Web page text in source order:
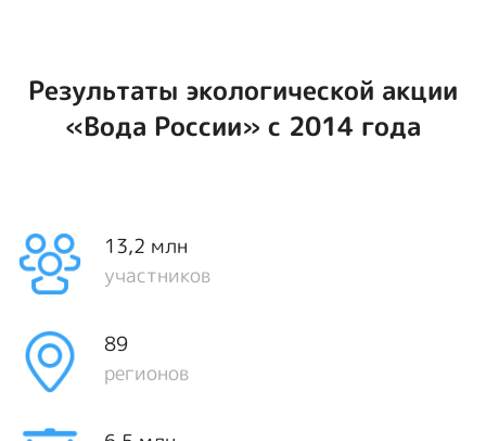
Результаты экологической акции
«Вода России» с 2014 года
13,2 млн
участников
89
регионов